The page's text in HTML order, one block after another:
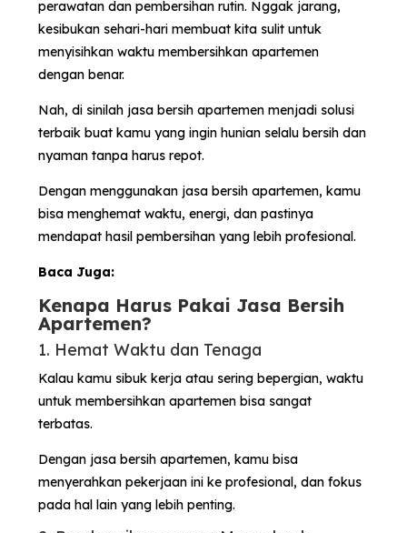
perawatan dan pembersihan rutin. Nggak jarang,
kesibukan sehari-hari membuat kita sulit untuk
menyisihkan waktu membersihkan apartemen
dengan benar.
Nah, di sinilah jasa bersih apartemen menjadi solusi
terbaik buat kamu yang ingin hunian selalu bersih dan
nyaman tanpa harus repot.
Dengan menggunakan jasa bersih apartemen, kamu
bisa menghemat waktu, energi, dan pastinya
mendapat hasil pembersihan yang lebih profesional.
Baca Juga:
Kenapa Harus Pakai Jasa Bersih
Apartemen?
1. Hemat Waktu dan Tenaga
Kalau kamu sibuk kerja atau sering bepergian, waktu
untuk membersihkan apartemen bisa sangat
terbatas.
Dengan jasa bersih apartemen, kamu bisa
menyerahkan pekerjaan ini ke profesional, dan fokus
pada hal lain yang lebih penting.